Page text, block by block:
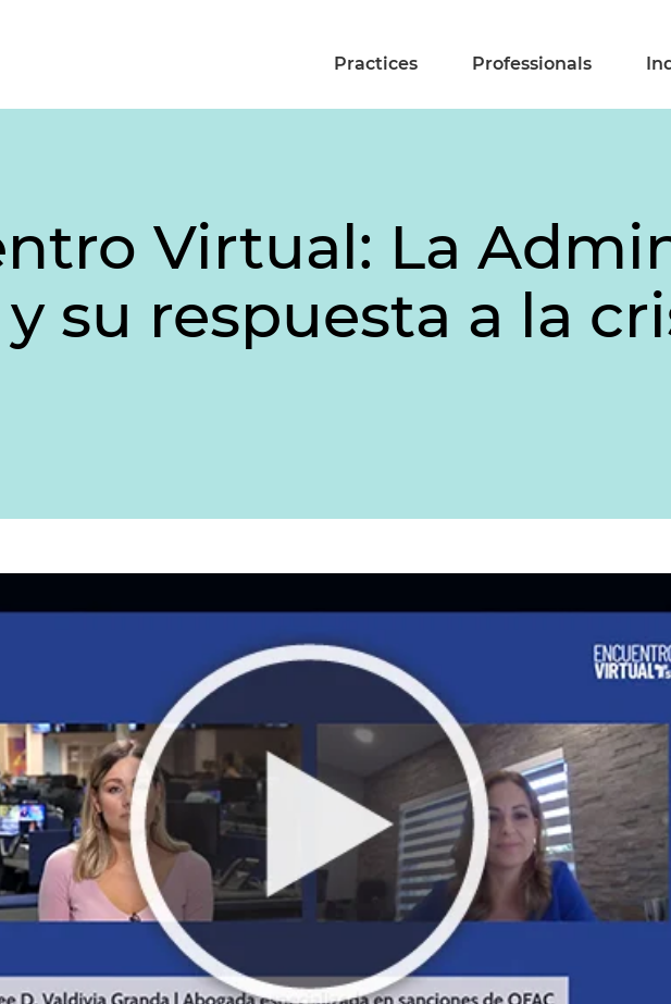
Practices Professionals
Virtual: La
su respuesta a la